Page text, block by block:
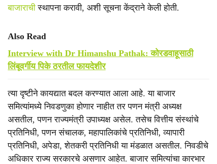
बाजाराचीस्थापना करावी, अशी सूचना केंद्राने केली होती.
Also Read
Interview with Dr Himanshu Pathak: कोरडवाहूसाठी
लिंबूवर्गीय पिके ठरतील फायदेशीर
त्या दृष्टीने कायद्यात बदल करण्यात आला आहे. या बाजार
समित्यांमध्ये निवडणुका होणार नाहीत तर पणन मंत्री अध्यक्ष
असतील, पणन राज्यमंत्री उपाध्यक्ष असेल. तसेच वित्तीय संस्थांचे
प्रतिनिधी, पणन संचालक, महापालिकांचे प्रतिनिधी, व्यापारी
प्रतिनिधी, अपेडा, शेतकरी प्रतिनिधी या मंडळात असतील. निवडीचे
अधिकार राज्य सरकारचे असणार आहेत. बाजार समित्यांचा कारभार